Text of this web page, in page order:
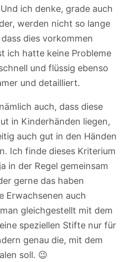
ich denke, grade auch
werden nicht so lange
dies vorkommen
ich hatte keine Probleme
und flüssig ebenso
und detailliert.
auch, dass diese
in Kinderhänden liegen,
auch gut in den Händen
Ich finde dieses Kriterium
in der Regel gemeinsam
gerne das haben
Erwachsenen auch
gleichgestellt mit dem
speziellen Stifte nur für
genau die, mit dem
soll. 😉